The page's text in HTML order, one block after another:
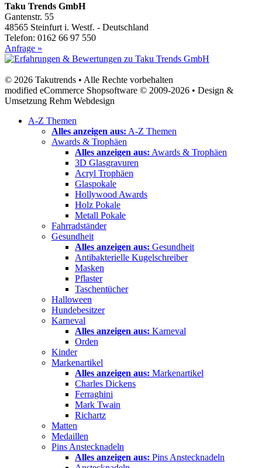
Taku Trends GmbH
Gantenstr. 55
48565 Steinfurt i. Westf. - Deutschland
Telefon: 0162 66 97 550
Anfrage »
© 2026 Takutrends • Alle Rechte vorbehalten
modified eCommerce Shopsoftware © 2009-2026 • Design &
Umsetzung Rehm Webdesign
A-Z Themen
Alles anzeigen aus: A-Z Themen
Awards & Trophäen
Alles anzeigen aus: Awards & Trophäen
3D Glasgravuren
Acryl Trophäen
Glaspokale
Hollywood Awards
Holz Pokale
Metall Pokale
Fahrradständer
Gesundheit
Alles anzeigen aus: Gesundheit
Antibakterielle Kugelschreiber
Masken
Pflaster
Taschentücher
Halloween
Hundebesitzer
Karneval
Alles anzeigen aus: Karneval
Orden
Kinder
Markenartikel
Alles anzeigen aus: Markenartikel
Charles Dickens
Ferraghini
Mark Twain
Richartz
Matten
Medaillen
Pins Anstecknadeln
Alles anzeigen aus: Pins Anstecknadeln